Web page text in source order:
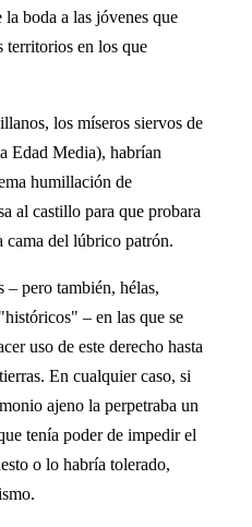
boda a las jóvenes que
territorios en los que
los míseros siervos de
Edad Media), habrían
humillación de
al castillo para que probara
cama del lúbrico patrón.
– pero también, hélas,
– en las que se
uso de este derecho hasta
En cualquier caso, si
ajeno la perpetraba un
tenía poder de impedir el
o lo habría tolerado,